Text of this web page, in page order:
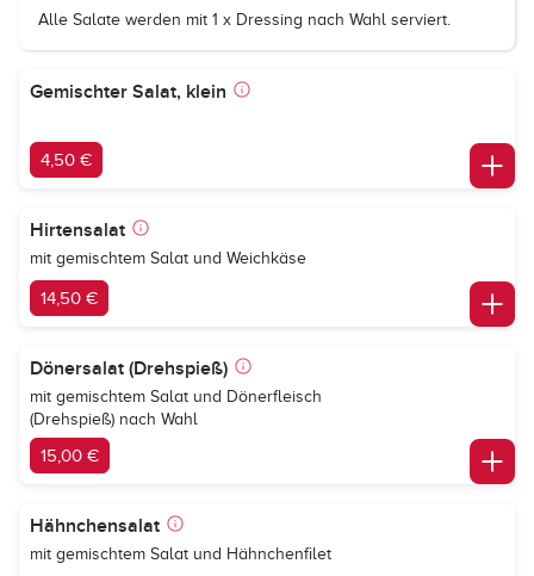
Alle Salate werden mit 1 x Dressing nach Wahl serviert.
Gemischter Salat, klein
4,50 €
Hirtensalat
mit gemischtem Salat und Weichkäse
14,50 €
Dönersalat (Drehspieß)
mit gemischtem Salat und Dönerfleisch
(Drehspieß) nach Wahl
15,00 €
Hähnchensalat
mit gemischtem Salat und Hähnchenfilet